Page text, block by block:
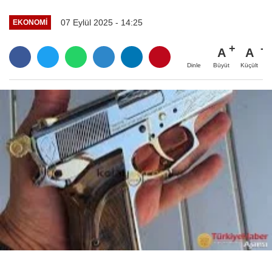
EKONOMI 07 Eylül 2025 - 14:25
Dinle
A
Büyüt
A
Küçült